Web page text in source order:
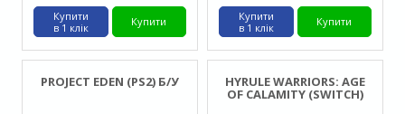
Купити
Купити
в 1 клік
Купити
Купити
в 1 клік
PROJECT EDEN (PS2) Б/У HYRULE WARRIORS: AGE
OF CALAMITY (SWITCH)